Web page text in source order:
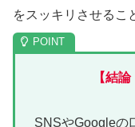
をスッキリさせるこ
【結
SNSやGoogleの